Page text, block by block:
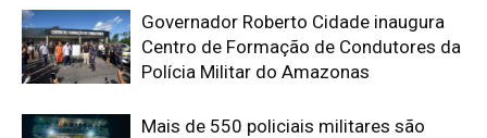
Governador Roberto Cidade inaugura
Centro de Formação de Condutores da
Polícia Militar do Amazonas
Mais de 550 policiais militares são